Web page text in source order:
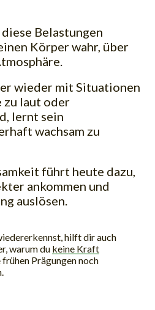
Belastungen
Körper wahr, über
wieder mit Situationen
laut oder
lernt sein
wachsam zu
führt heute dazu,
ankommen und
auslösen.
hilft dir auch
warum du keine Kraft
frühen Prägungen noch